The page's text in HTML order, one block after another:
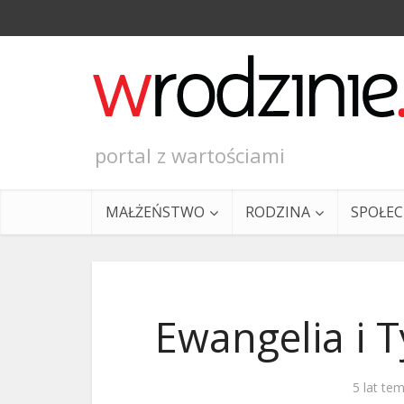
portal z wartościami
MAŁŻEŃSTWO RODZINA
Ewangelia i
5 lat